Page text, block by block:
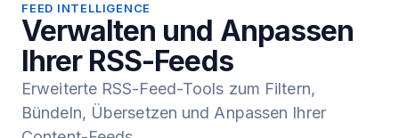
FEED INTELLIGENCE
Verwalten und Anpassen
Ihrer RSS-Feeds
Erweiterte RSS-Feed-Tools zum Filtern,
Bündeln, Übersetzen und Anpassen Ihrer